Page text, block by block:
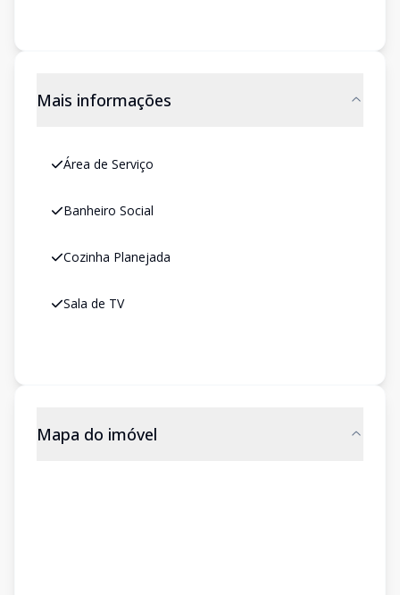
Mais informações
Área de Serviço
Banheiro Social
Cozinha Planejada
Sala de TV
Mapa do imóvel